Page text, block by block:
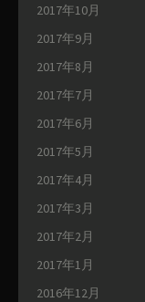
2017年10月
2017年9月
2017年8月
2017年7月
2017年6月
2017年5月
2017年4月
2017年3月
2017年2月
2017年1月
2016年12月